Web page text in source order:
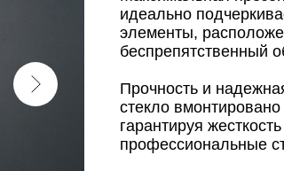
идеально
элементы,
беспрепятственный
Прочность и
стекло
гарантируя
профессиональные